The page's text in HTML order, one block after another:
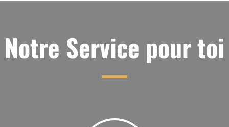
Notre Service pour toi